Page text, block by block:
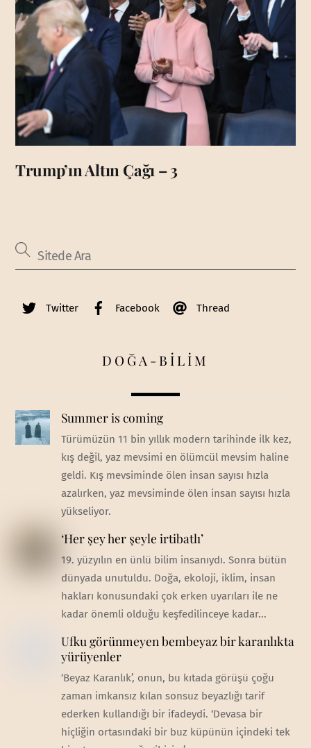
Trump’ın Altın Çağı – 3
Twitter Facebook Thread
DOĞA-BİLİM
Summer is coming
Türümüzün 11 bin yıllık modern tarihinde ilk kez,
kış değil, yaz mevsimi en ölümcül mevsim haline
geldi. Kış mevsiminde ölen insan sayısı hızla
azalırken, yaz mevsiminde ölen insan sayısı hızla
yükseliyor.
‘Her şey her şeyle irtibatlı’
19. yüzyılın en ünlü bilim insanıydı. Sonra bütün
dünyada unutuldu. Doğa, ekoloji, iklim, insan
hakları konusundaki çok erken uyarıları ile ne
kadar önemli olduğu keşfedilinceye kadar...
Ufku görünmeyen bembeyaz bir karanlıkta
yürüyenler
‘Beyaz Karanlık’, onun, bu kıtada görüşü çoğu
zaman imkansız kılan sonsuz beyazlığı tarif
ederken kullandığı bir ifadeydi. ‘Devasa bir
hiçliğin ortasındaki bir buz küpünün içindeki tek